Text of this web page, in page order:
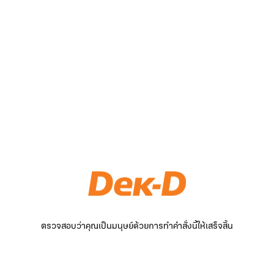
ตรวจสอบว่าคุณเป็นมนุษย์ด้วยการทำคำสั่งนี้ให้เสร็จสิ้น